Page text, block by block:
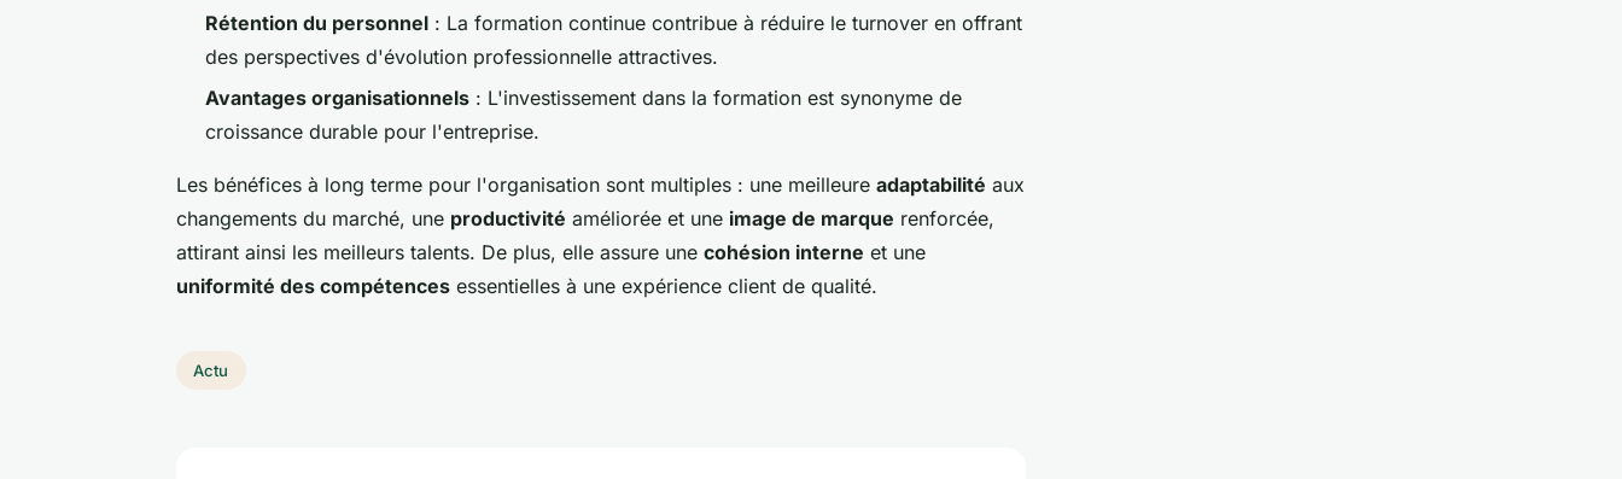
Rétention du personnel : La formation continue contribue à réduire le turnover en offrant
des perspectives d'évolution professionnelle attractives.
Avantages organisationnels : L'investissement dans la formation est synonyme de
croissance durable pour l'entreprise.
Les bénéfices à long terme pour l'organisation sont multiples : une meilleure adaptabilité aux
changements du marché, une productivité améliorée et une image de marque renforcée,
attirant ainsi les meilleurs talents. De plus, elle assure une cohésion interne et une
uniformité des compétences essentielles à une expérience client de qualité.
Actu